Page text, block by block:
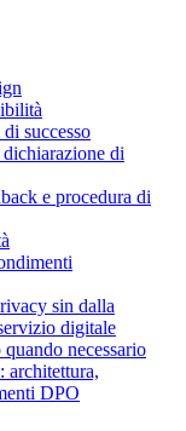
successo
di
e procedura di
sin dalla
digitale
necessario
architettura,
DPO